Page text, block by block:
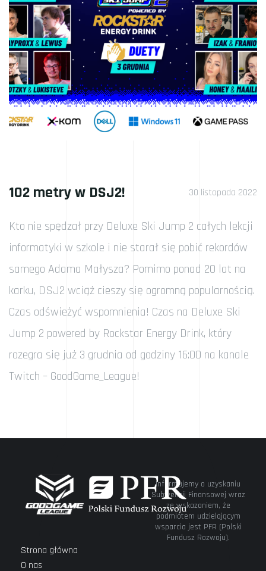
102 metry w DSJ2! 30 listopada 2022
Kto nie spędzał przy Deluxe Ski Jump 2 całych lekcji
informatyki w szkole i nie starał się pobić rekordów
samego Adama Małysza? Pomimo ponad 20 lat na
karku, DSJ2 wciąż cieszy się ogromną popularnością.
Czas odświeżyć wspomnienia! Czas na Deluxe Ski
Jump 2 powered by Rockstar Energy Drink, który
rozegra się już 3 grudnia od godziny 16:00 na kanale
Twitch – GoodGame_League!
Informujemy o uzyskaniu
Subwencji Finansowej wraz
ze wskazaniem, że
podmiotem udzielającym
wsparcia jest PFR (Polski
Fundusz Rozwoju).
Strona główna
O nas